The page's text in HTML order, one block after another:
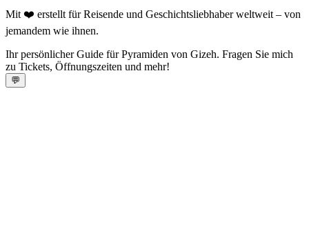
Mit ❤️ erstellt für Reisende und Geschichtsliebhaber weltweit – von
jemandem wie ihnen.
Ihr persönlicher Guide für Pyramiden von Gizeh. Fragen Sie mich
zu Tickets, Öffnungszeiten und mehr!
💬